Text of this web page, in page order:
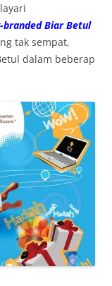
branded Biar Betul
tak sempat,
dalam beberap